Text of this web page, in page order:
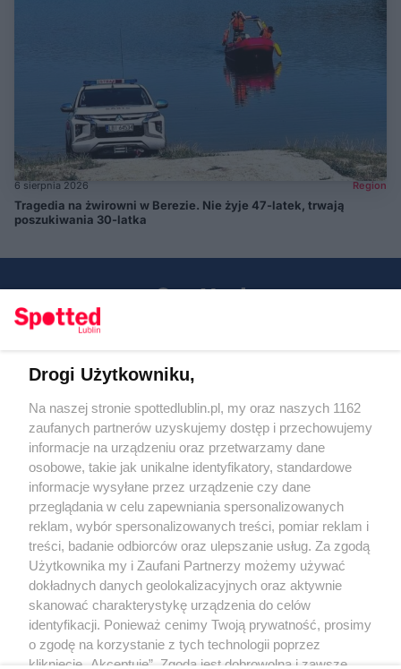
6 sierpnia 2026 Region
Tragedia na żwirowni w Berezie. Nie żyje 47-latek, trwają
poszukiwania 30-latka
KATEGORIE
OGŁOSZENIA
WYDARZENIA
NA SKRÓTY
Regulamin
Polityka prywatności
RODO
Warunki korzystania z treści
Drogi Użytkowniku,
Na naszej stronie spottedlublin.pl, my oraz naszych 1162
zaufanych partnerów uzyskujemy dostęp i przechowujemy
informacje na urządzeniu oraz przetwarzamy dane
osobowe, takie jak unikalne identyfikatory, standardowe
informacje wysyłane przez urządzenie czy dane
przeglądania w celu zapewniania spersonalizowanych
reklam, wybór spersonalizowanych treści, pomiar reklam i
treści, badanie odbiorców oraz ulepszanie usług. Za zgodą
Użytkownika my i Zaufani Partnerzy możemy używać
dokładnych danych geolokalizacyjnych oraz aktywnie
skanować charakterystykę urządzenia do celów
identyfikacji. Ponieważ cenimy Twoją prywatność, prosimy
o zgodę na korzystanie z tych technologii poprzez
kliknięcie „Akceptuję”. Zgoda jest dobrowolna i zawsze